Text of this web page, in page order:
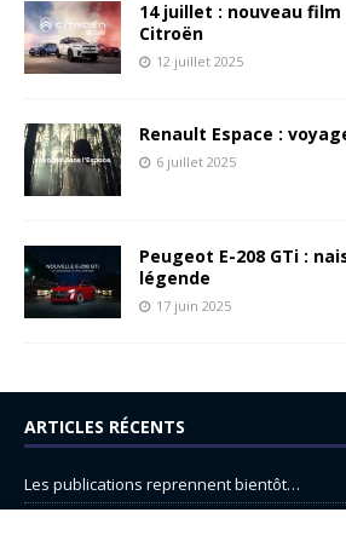
14 juillet : nouveau
Citroën
12 juillet 2025
Renault Espace :
6 juillet 2025
Peugeot E-208 GTi :
légende
17 juin 2025
ARTICLES RÉCENTS
Les publications reprennent bientôt…